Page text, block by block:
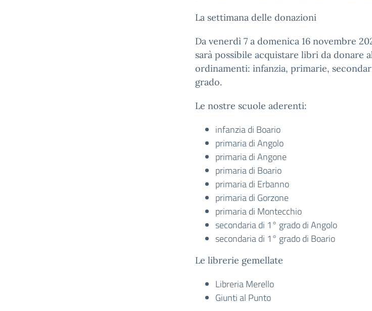
La settimana delle donazioni
Da venerdì 7 a domenica 16 novembre
sarà possibile acquistare libri da donare
ordinamenti: infanzia, primarie,
grado.
Le nostre scuole aderenti:
infanzia di Boario
primaria di Angolo
primaria di Angone
primaria di Boario
primaria di Erbanno
primaria di Gorzone
primaria di Montecchio
secondaria di 1° grado di Angolo
secondaria di 1° grado di Boario
Le librerie gemellate
Libreria Merello
Giunti al Punto